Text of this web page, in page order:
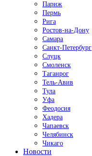
Париж
Пермь
Рига
Ростов-на-Дону
Самара
Санкт-Петербург
Слуцк
Смоленск
Таганрог
Тель-Авив
Тула
Уфа
Феодосия
Хадера
Чапаевск
Челябинск
Чикаго
Новости